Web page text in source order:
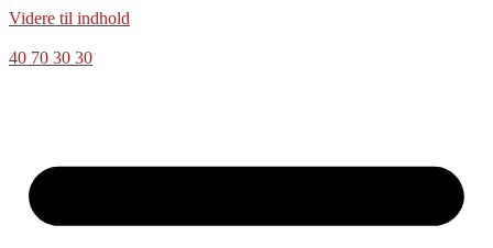
Videre til indhold
40 70 30 30